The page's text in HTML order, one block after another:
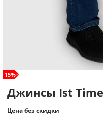
size+
15%
Джинсы Ist Time
Цена без скидки